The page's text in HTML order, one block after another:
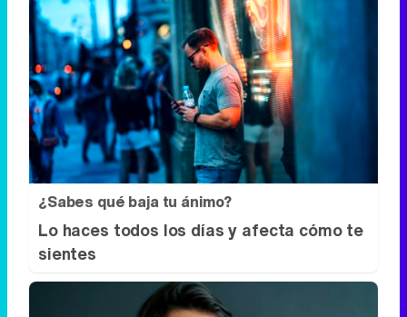
¿Sabes qué baja tu ánimo?
Lo haces todos los días y afecta cómo te
sientes